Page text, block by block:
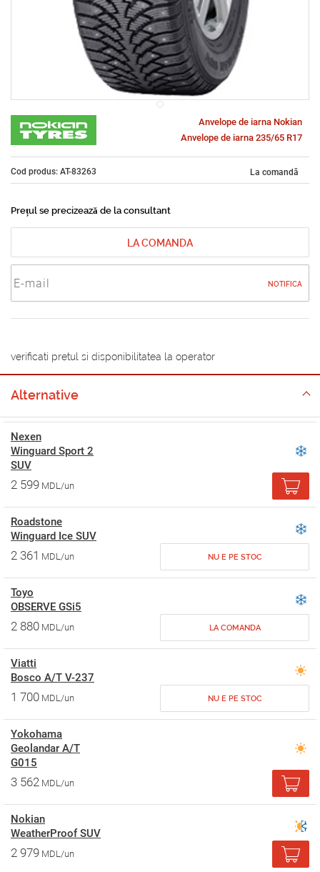
Anvelope de iarna Nokian
Anvelope de iarna 235/65 R17
Cod produs: AT-83263 La comandă
Prețul se precizează de la consultant
LA COMANDA
NOTIFICA
verificati pretul si disponibilitatea la operator
Alternative
Nexen
Winguard Sport 2
SUV
2 599 MDL/un
Roadstone
Winguard Ice SUV
2 361 MDL/un NU E PE STOC
Toyo
OBSERVE GSi5
2 880 MDL/un LA COMANDA
Viatti
Bosco A/T V-237
1 700 MDL/un NU E PE STOC
Yokohama
Geolandar A/T
G015
3 562 MDL/un
Nokian
WeatherProof SUV
2 979 MDL/un